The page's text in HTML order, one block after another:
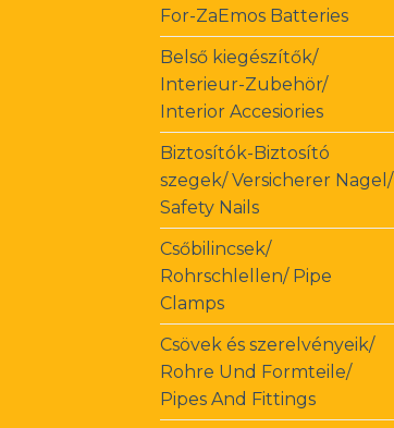
For-ZaEmos Batteries
Belső kiegészítők/
Interieur-Zubehör/
Interior Accesiories
Biztosítók-Biztosító
szegek/ Versicherer Nagel/
Safety Nails
Csőbilincsek/
Rohrschlellen/ Pipe
Clamps
Csövek és szerelvényeik/
Rohre Und Formteile/
Pipes And Fittings